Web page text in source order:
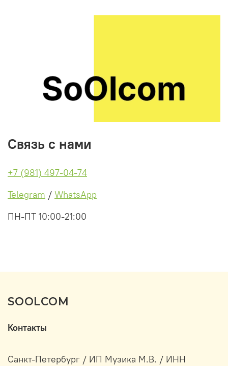
Связь с нами
+7 (981) 497-04-74
Telegram / WhatsApp
ПН-ПТ 10:00-21:00
SOOLCOM
Контакты
Санкт-Петербург / ИП Музика М.В. / ИНН